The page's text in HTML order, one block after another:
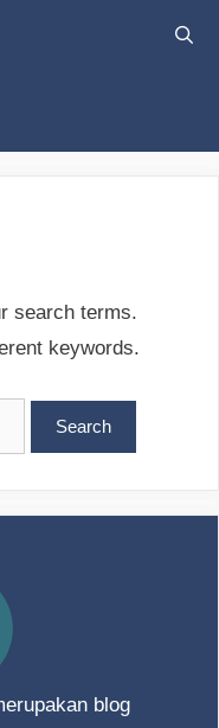
search terms.
keywords.
blog